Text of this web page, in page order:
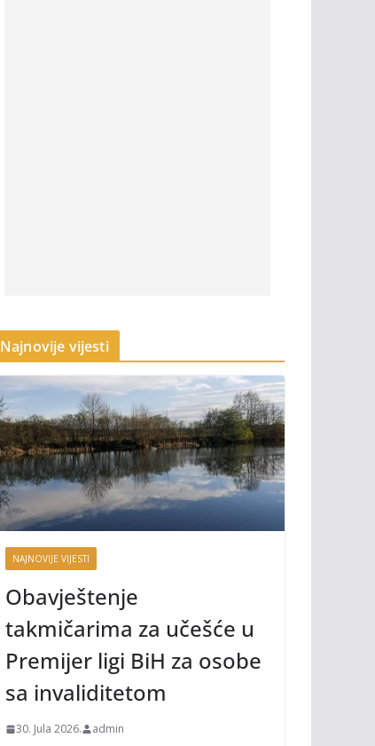
Najnovije vijesti
NAJNOVIJE VIJESTI
Obavještenje
takmičarima za učešće u
Premijer ligi BiH za osobe
sa invaliditetom
30. Jula 2026. admin